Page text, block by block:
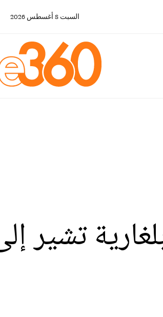
السبت 8 أغسطس 2026
تشير